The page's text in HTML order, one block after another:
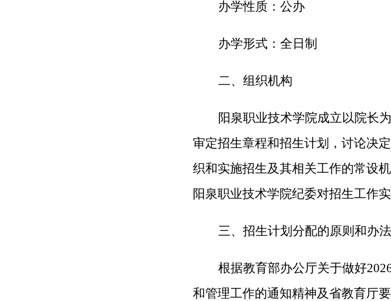
办学性质：公办
办学形式：全日制
二、 组织机构
阳泉职业技术学院成立以院长
审定招生章程和招生计划，讨论决
织和实施招生及其相关工作的常设
阳泉职业技术学院纪委对招生工作
三、 招生计划分配的原则 和办法
根据教育部办公厅关于做好202
和管理工作的通知精神及省教育厅